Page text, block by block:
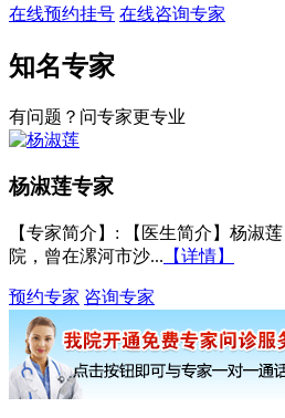
在线预约挂号 在线咨询专家
知名专家
有问题？问专家更专业
杨淑莲专家
【专家简介】 : 【医生简介】杨淑
院，曾在漯河市沙... 【详情】
预约专家 咨询专家